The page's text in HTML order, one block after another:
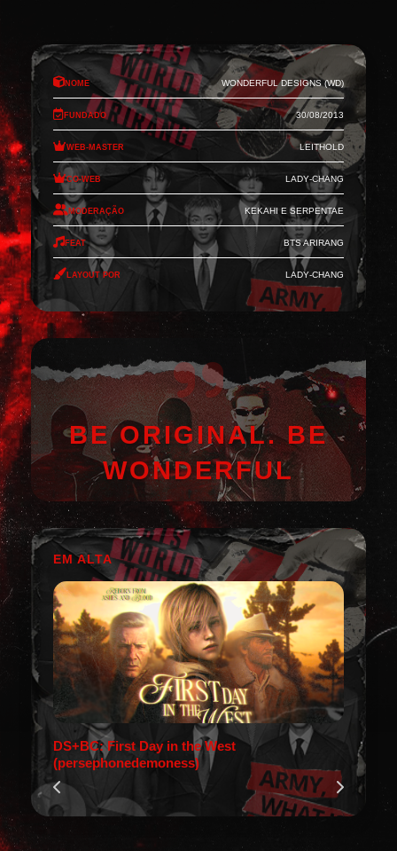
Nome Wonderful Designs (WD)
Fundado 30/08/2013
Web-Master Leithold
Co-Web Lady-Chang
Moderação Kekahi e Serpentae
Feat BTS Arirang
Layout por Lady-Chang
BE ORIGINAL. BE
WONDERFUL
EM ALTA
DS+BC: First Day in the West
(persephonedemoness)